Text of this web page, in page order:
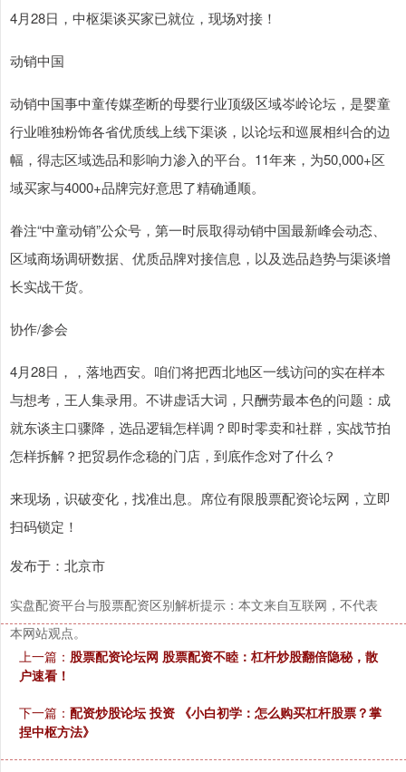
4月28日，中枢渠谈买家已就位，现场对接！
动销中国
动销中国事中童传媒垄断的母婴行业顶级区域岑岭论坛，是婴童
行业唯独粉饰各省优质线上线下渠谈，以论坛和巡展相纠合的边
幅，得志区域选品和影响力渗入的平台。11年来，为50,000+区
域买家与4000+品牌完好意思了精确通顺。
眷注“中童动销”公众号，第一时辰取得动销中国最新峰会动态、
区域商场调研数据、优质品牌对接信息，以及选品趋势与渠谈增
长实战干货。
协作/参会
4月28日，，落地西安。咱们将把西北地区一线访问的实在样本
与想考，王人集录用。不讲虚话大词，只酬劳最本色的问题：成
就东谈主口骤降，选品逻辑怎样调？即时零卖和社群，实战节拍
怎样拆解？把贸易作念稳的门店，到底作念对了什么？
来现场，识破变化，找准出息。席位有限股票配资论坛网，立即
扫码锁定！
发布于：北京市
实盘配资平台与股票配资区别解析提示：本文来自互联网，不代表
本网站观点。
上一篇： 股票配资论坛网 股票配资不睦：杠杆炒股翻倍隐秘，散
户速看！
下一篇： 配资炒股论坛 投资 《小白初学：怎么购买杠杆股票？掌
捏中枢方法》